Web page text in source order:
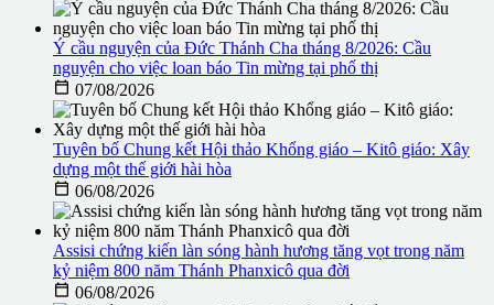
Ý cầu nguyện của Đức Thánh Cha tháng 8/2026: Cầu
nguyện cho việc loan báo Tin mừng tại phố thị
 07/08/2026
Tuyên bố Chung kết Hội thảo Khổng giáo – Kitô giáo: Xây
dựng một thế giới hài hòa
 06/08/2026
Assisi chứng kiến làn sóng hành hương tăng vọt trong năm
kỷ niệm 800 năm Thánh Phanxicô qua đời
 06/08/2026